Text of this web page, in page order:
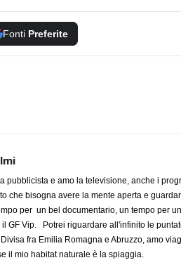
Fonti Preferite
pubblicista e amo la televisione, anche i
che bisogna avere la mente aperta e
per un bel documentario, un tempo per
GF Vip. Potrei riguardare all'infinito le
fra Emilia Romagna e Abruzzo, amo
il mio habitat naturale è la spiaggia.